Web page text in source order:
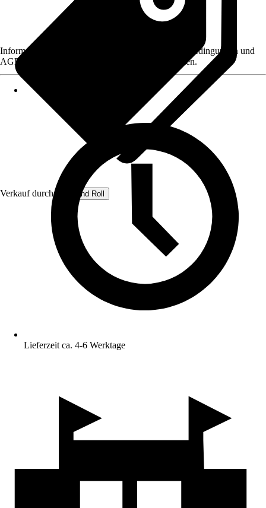
Verkauf durch: Rug and Roll
Informationen des Verkäufers, wie z. B. Rückgabebedingungen und
AGB, finden Sie bei Klick auf den Verkäufernamen.
Lieferzeit ca. 4-6 Werktage